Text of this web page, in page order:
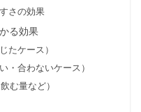
さの効果
る効果
たケース）
・合わないケース）
む量など）